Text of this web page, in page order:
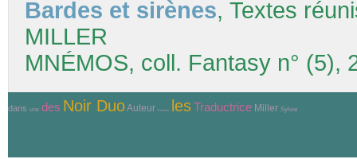
Bardes et sirènes, Textes
MILLER
MNÉMOS, coll. Fantasy n° (5),
dans une des Noir DuoAuteur Ecrivain lesTraductrice Miller Sylvie